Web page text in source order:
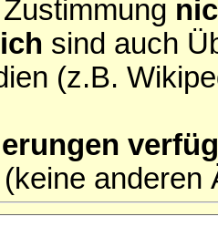
sind auch
(z.B.
(keine anderen